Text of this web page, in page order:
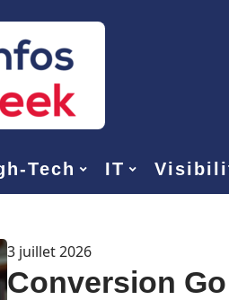
Tech IT
3 juillet 2026
Conversion